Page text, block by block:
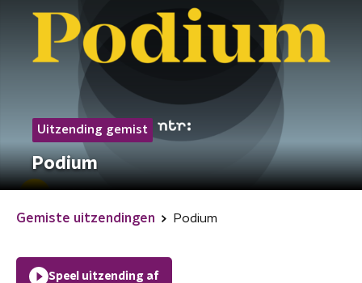
Uitzending gemist
Podium
Gemiste uitzendingen Podium
Speel uitzending af